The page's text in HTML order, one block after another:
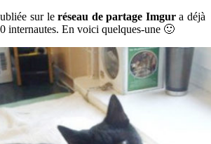
sur leréseau de partage Imgura déjà
internautes. En voici quelques-une 🙂